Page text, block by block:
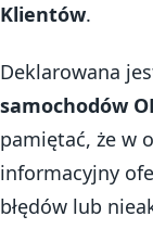
Klientów.
Deklarowana
samochodów
pamiętać, że w
informacyjny
błędów lub